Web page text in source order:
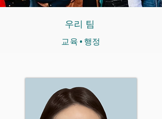
우리 팀
교육 • 행정